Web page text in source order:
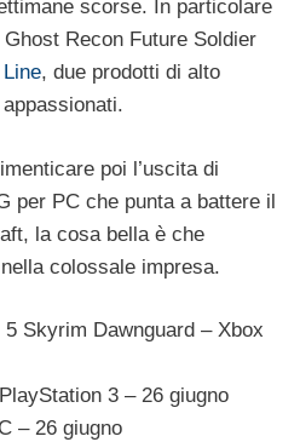
scorse. In particolare
Recon Future Soldier
, due prodotti di alto
poi l’uscita di
per PC che punta a battere il
la cosa bella è che
colossale impresa.
Skyrim Dawnguard – Xbox
3 – 26 giugno
– 26 giugno